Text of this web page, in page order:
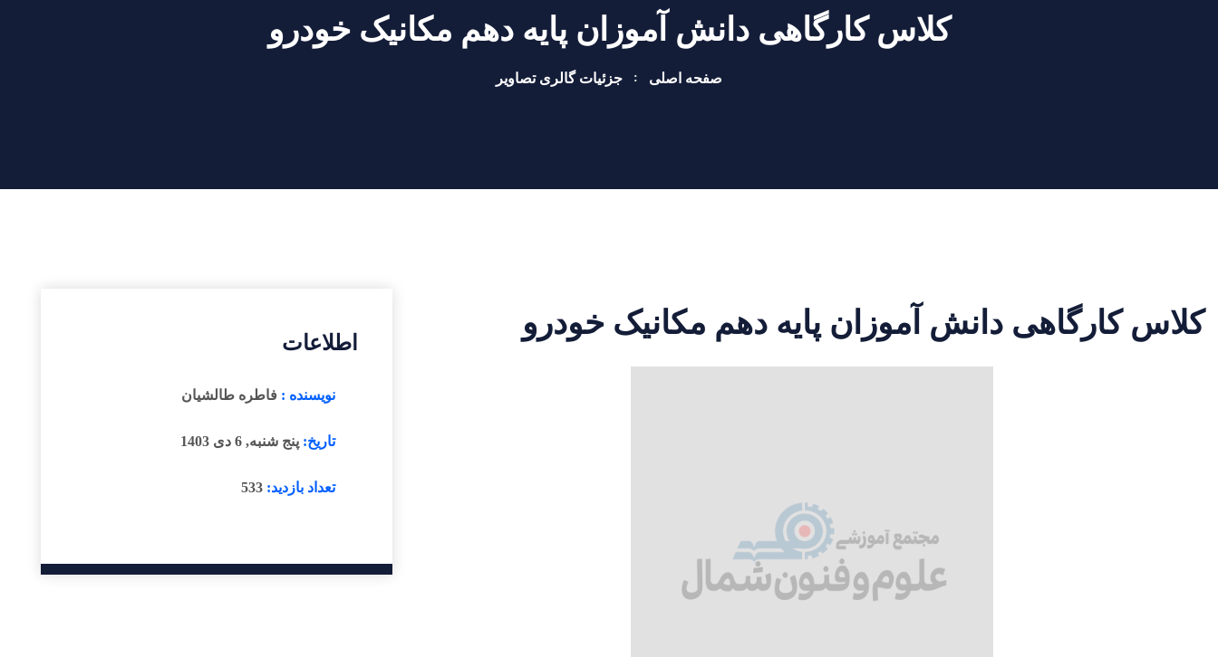
کلاس کارگاهی دانش آموزان پایه دهم مکانیک خودرو
صفحه اصلی جزئیات گالری تصاویر
کلاس کارگاهی دانش آموزان پایه دهم مکانیک خودرو
اطلاعات
نویسنده : فاطره طالشیان
تاریخ: پنج شنبه, 6 دی 1403
تعداد بازدید: 533